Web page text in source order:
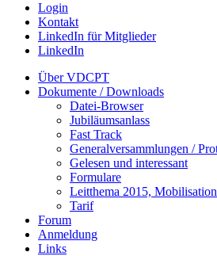
Login
Kontakt
LinkedIn für Mitglieder
LinkedIn
Über VDCPT
Dokumente / Downloads
Datei-Browser
Jubiläumsanlass
Fast Track
Generalversammlungen /
Gelesen und interessant
Formulare
Leitthema 2015, Mobilisation
Tarif
Forum
Anmeldung
Links